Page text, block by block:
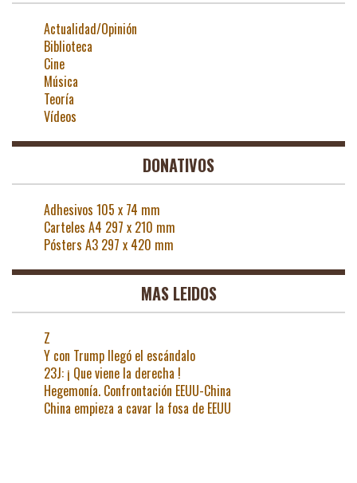
Actualidad/Opinión
Biblioteca
Cine
Música
Teoría
Vídeos
DONATIVOS
Adhesivos 105 x 74 mm
Carteles A4 297 x 210 mm
Pósters A3 297 x 420 mm
MAS LEIDOS
Z
Y con Trump llegó el escándalo
23J: ¡ Que viene la derecha !
Hegemonía. Confrontación EEUU-China
China empieza a cavar la fosa de EEUU